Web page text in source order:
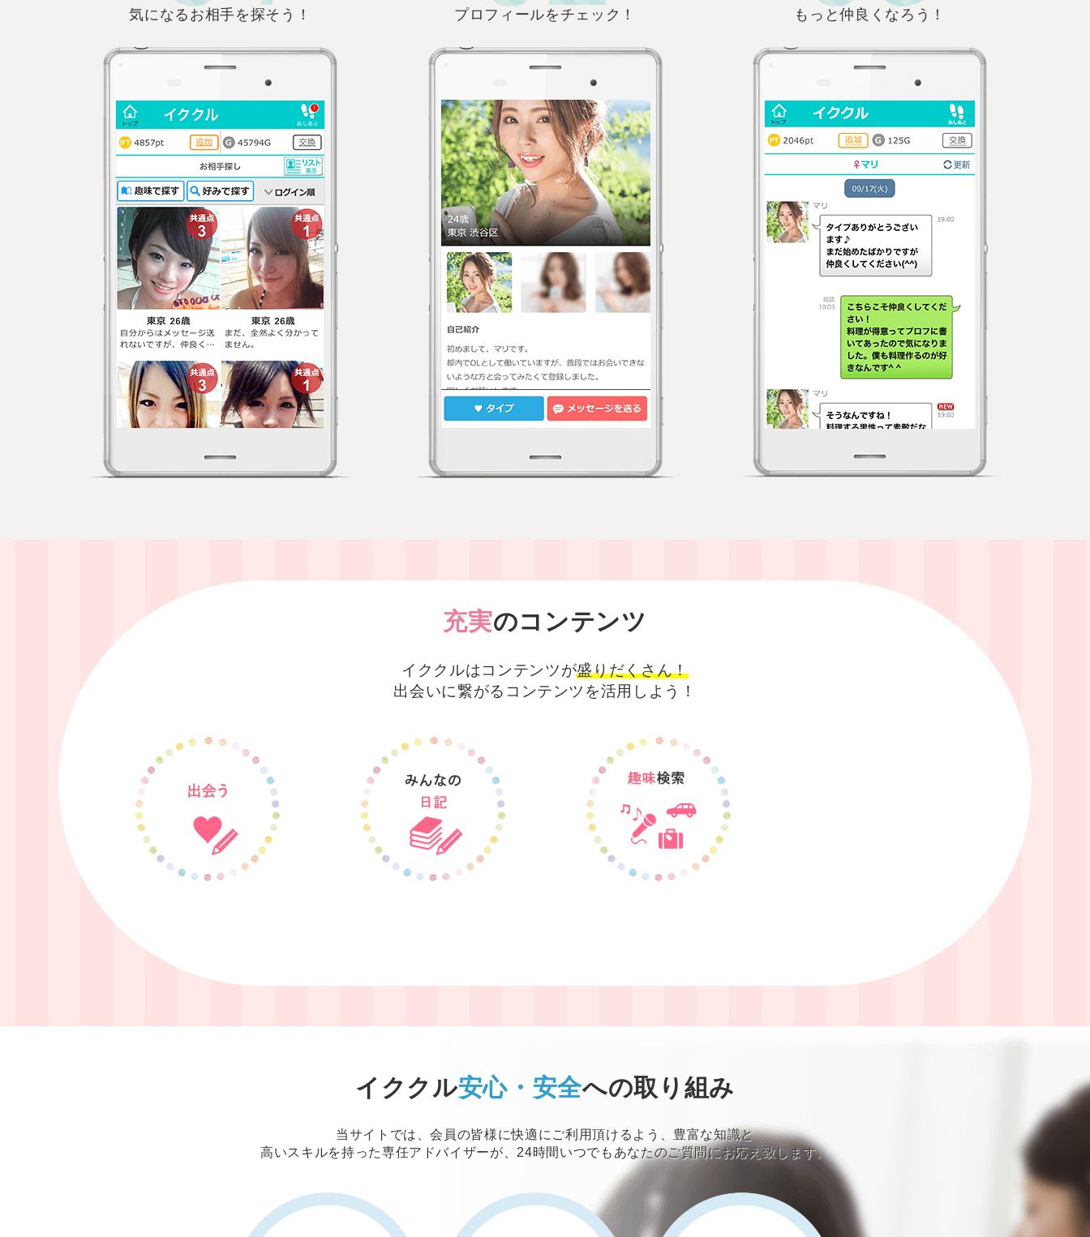
気になるお相手を探そう！
プロフィールをチェック！
もっと仲良くなろう！
充実のコンテンツ
イククルはコンテンツが盛りだくさん！
出会いに繋がる コンテンツを活用しよう！
イククル安心・安全への取り組み
当サイトでは、会員の皆様に快適にご利用頂けるよう、豊富な知識と
高いスキルを持った専任アドバイザーが、24時間いつでもあなたのご質問にお応え致します。